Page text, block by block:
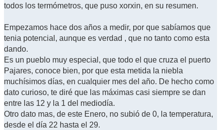
todos los termómetros, que puso xorxin, en su resumen.
Empezamos hace dos años a medir, por que sabíamos que
tenia potencial, aunque es verdad , que no tanto como esta
dando.
Es un pueblo muy especial, que todo el que cruza el puerto
Pajares, conoce bien, por que esta metida la niebla
muchísimos días, en cualquier mes del año. De hecho como
dato curioso, te diré que las máximas casi siempre se dan
entre las 12 y la 1 del mediodía.
Otro dato mas, de este Enero, no subió de 0, la temperatura,
desde el día 22 hasta el 29.